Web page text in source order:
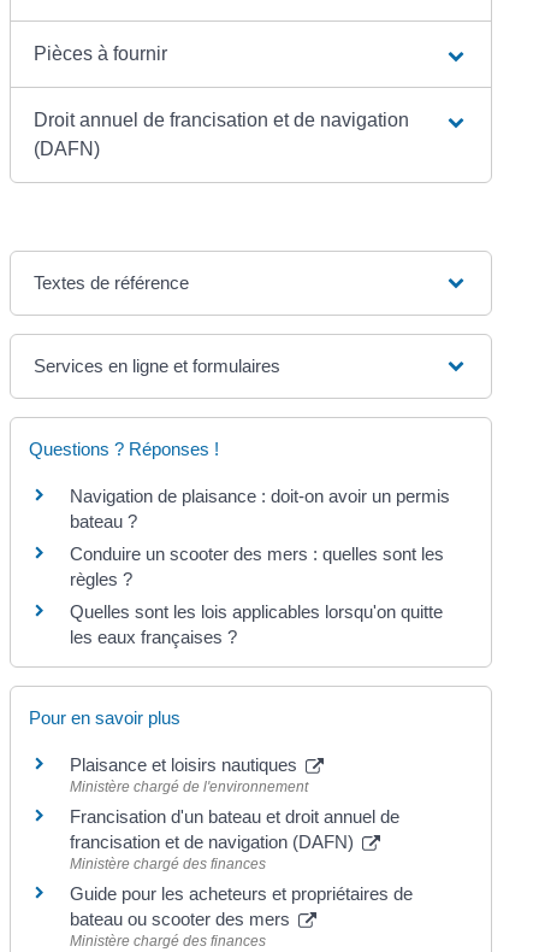
Pièces à fournir
Droit annuel de francisation et de navigation
(DAFN)
Textes de référence
Services en ligne et formulaires
Questions ? Réponses !
Navigation de plaisance : doit-on avoir un permis
bateau ?
Conduire un scooter des mers : quelles sont les
règles ?
Quelles sont les lois applicables lorsqu'on quitte
les eaux françaises ?
Pour en savoir plus
Plaisance et loisirs nautiques
Ministère chargé de l'environnement
Francisation d'un bateau et droit annuel de
francisation et de navigation (DAFN)
Ministère chargé des finances
Guide pour les acheteurs et propriétaires de
bateau ou scooter des mers
Ministère chargé des finances